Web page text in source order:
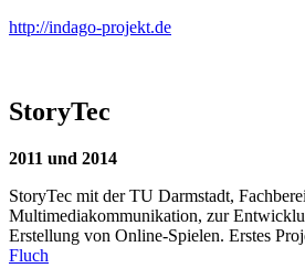
http://indago-projekt.de
StoryTec
2011 und 2014
StoryTec mit der TU Darmstadt,
Multimediakommunikation, zur
Erstellung von Online-Spielen. Erstes
Fluch